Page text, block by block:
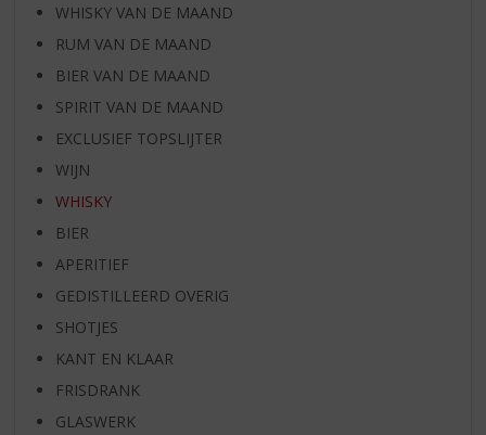
WHISKY VAN DE MAAND
RUM VAN DE MAAND
BIER VAN DE MAAND
SPIRIT VAN DE MAAND
EXCLUSIEF TOPSLIJTER
WIJN
WHISKY
BIER
APERITIEF
GEDISTILLEERD OVERIG
SHOTJES
KANT EN KLAAR
FRISDRANK
GLASWERK